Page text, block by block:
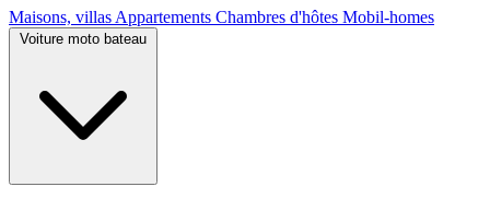
Maisons, villas Appartements Chambres d'hôtes Mobil-homes
Voiture moto bateau